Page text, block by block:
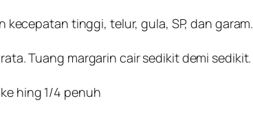
kecepatan tinggi, telur, gula, SP, dan garam.
Tuang margarin cair sedikit demi sedikit.
hing 1/4 penuh